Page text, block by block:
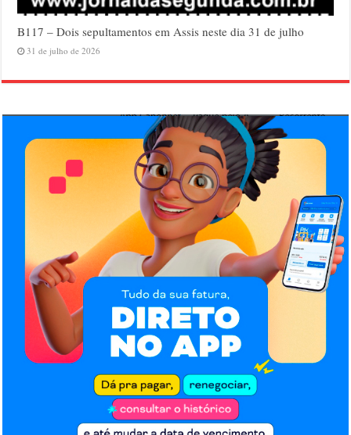
B117 – Dois sepultamentos em Assis neste dia 31 de julho
31 de julho de 2026